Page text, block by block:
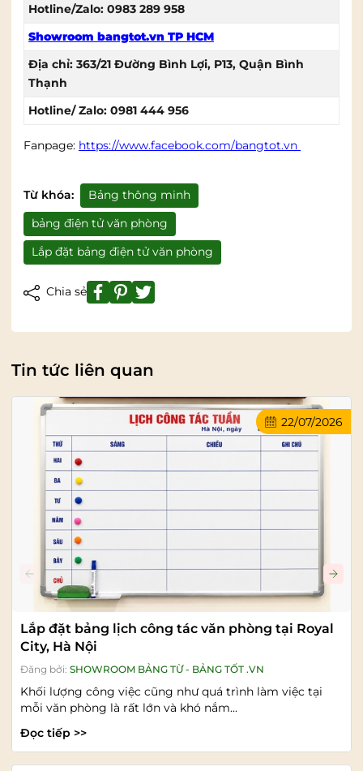
Hotline/Zalo: 0983 289 958
Showroom bangtot.vn TP HCM
Địa chỉ: 363/21 Đường Bình Lợi, P13, Quận Bình
Thạnh
Hotline/ Zalo: 0981 444 956
Fanpage: https://www.facebook.com/bangtot.vn
Từ khóa:
Bảng thông minh
bảng điện tử văn phòng
Lắp đặt bảng điện tử văn phòng
Chia sẻ
Tin tức liên quan
22/07/2026
Lắp đặt bảng lịch công tác văn phòng tại Royal
City, Hà Nội
Đăng bởi: SHOWROOM BẢNG TỪ - BẢNG TỐT .VN
Khối lượng công việc cũng như quá trình làm việc tại
mỗi văn phòng là rất lớn và khó nắm...
Đọc tiếp >>